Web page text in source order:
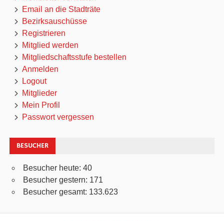
Email an die Stadträte
Bezirksauschüsse
Registrieren
Mitglied werden
Mitgliedschaftsstufe bestellen
Anmelden
Logout
Mitglieder
Mein Profil
Passwort vergessen
BESUCHER
Besucher heute: 40
Besucher gestern: 171
Besucher gesamt: 133.623